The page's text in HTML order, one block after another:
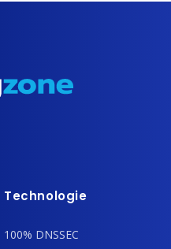
Technologie
100% DNSSEC